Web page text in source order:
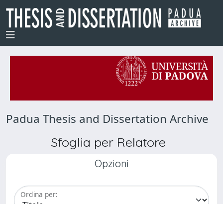
Padua Thesis and Dissertation Archive
Sfoglia per Relatore
Opzioni
Ordina per: